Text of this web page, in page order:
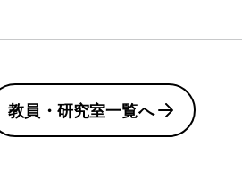
教員・研究室一覧へ